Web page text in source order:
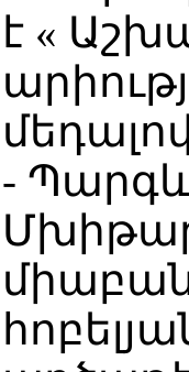
է «
-